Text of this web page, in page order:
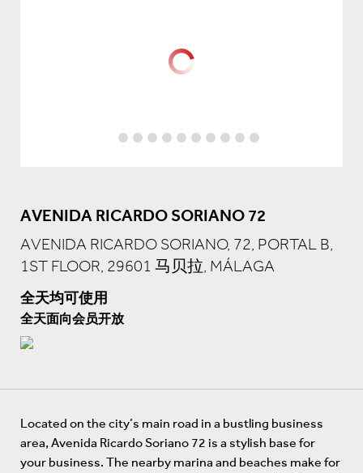
AVENIDA RICARDO SORIANO 72
AVENIDA RICARDO SORIANO, 72, PORTAL B,
1ST FLOOR, 29601 马贝拉, MÁLAGA
全天均可使用
全天面向会员开放
Located on the city’s main road in a bustling business
area, Avenida Ricardo Soriano 72 is a stylish base for
your business. The nearby marina and beaches make for